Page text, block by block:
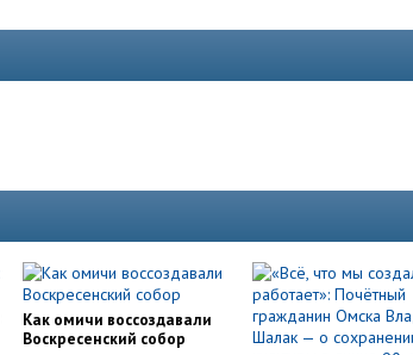
Как омичи воссоздавали
Воскресенский собор